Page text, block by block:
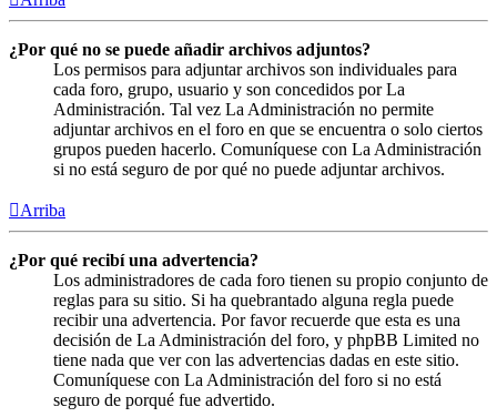
¿Por qué no se puede añadir archivos adjuntos?
Los permisos para adjuntar archivos son individuales para
cada foro, grupo, usuario y son concedidos por La
Administración. Tal vez La Administración no permite
adjuntar archivos en el foro en que se encuentra o solo ciertos
grupos pueden hacerlo. Comuníquese con La Administración
si no está seguro de por qué no puede adjuntar archivos.
Arriba
¿Por qué recibí una advertencia?
Los administradores de cada foro tienen su propio conjunto de
reglas para su sitio. Si ha quebrantado alguna regla puede
recibir una advertencia. Por favor recuerde que esta es una
decisión de La Administración del foro, y phpBB Limited no
tiene nada que ver con las advertencias dadas en este sitio.
Comuníquese con La Administración del foro si no está
seguro de porqué fue advertido.